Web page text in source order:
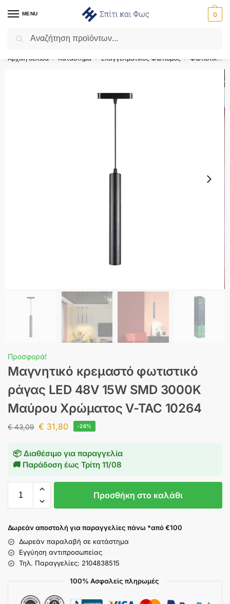
MENU 0
Flash Sale ⚡ 10% Έκπτωση με τον κωδικό ‘SPRING’!
Αρχική σελίδα / Κατάστημα / Επαγγελματικός Φωτισμός / Φωτιστικά Ράγας
Προσφορά!
Μαγνητικό κρεμαστό φωτιστικό
ράγας LED 48V 15W SMD 3000K
Μαύρου Χρώματος V-TAC 10264
€43,09 € 31,80 -26%
📦 Διαθέσιμο για παραγγελία
🚚 Παράδοση έως Τρίτη 11/08
Προσθήκη στο καλάθι
Δωρεάν αποστολή για παραγγελίες πάνω *από €100
Δωρεάν παραλαβή σε κατάστημα
Εγγύηση αντιπροσωπείας
Τηλ. Παραγγελίες: 2104838515
100% Ασφαλείς πληρωμές